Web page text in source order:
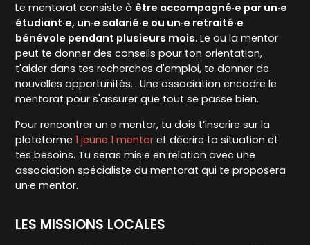
Le mentorat consiste à être accompagné·e par un·e
étudiant·e, un·e salarié·e ou un·e retraité·e
bénévole pendant plusieurs mois. Le ou la mentor
peut te donner des conseils pour ton orientation,
t'aider dans tes recherches d'emploi, te donner de
nouvelles opportunités... Une association encadre le
mentorat pour s'assurer que tout se passe bien.
Pour rencontrer un·e mentor, tu dois t’inscrire sur la
plateforme1 jeune 1 mentor et décrire ta situation et
tes besoins. Tu seras mis·e en relation avec une
association spécialiste du mentorat qui te proposera
un·e mentor.
LES MISSIONS LOCALES